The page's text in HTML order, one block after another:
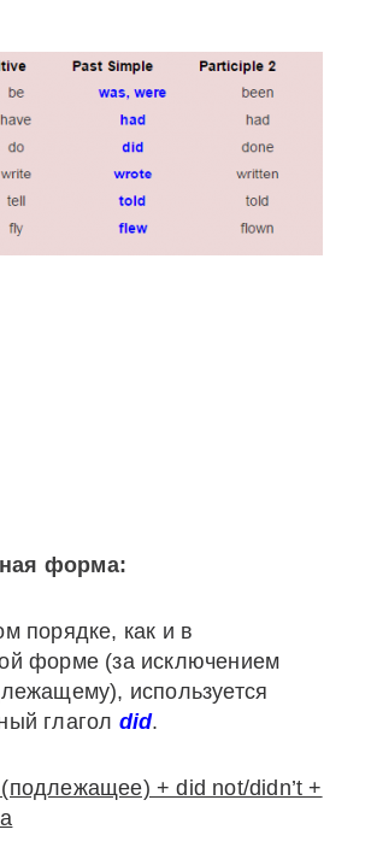
форма:
порядке, как и в
форме (за исключением
используется
глагол did.
+ did not/didn’t +